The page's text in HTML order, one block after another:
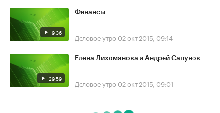
9:36
Финансы
Деловое утро 02 окт 2015, 09:14
29:59
Елена Лихоманова и Андрей Сапунов
Деловое утро 02 окт 2015, 09:01